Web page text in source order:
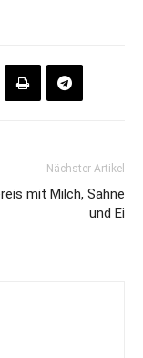
Nächster Artikel
mit Milch, Sahne
und Ei